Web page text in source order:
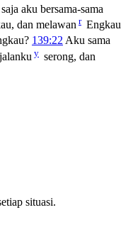
aku bersama-sama
dan melawanr Engkau
139:22Aku sama
y serong, dan
situasi.